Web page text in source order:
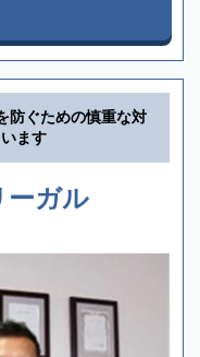
防ぐための慎重な対
ます
ーガル